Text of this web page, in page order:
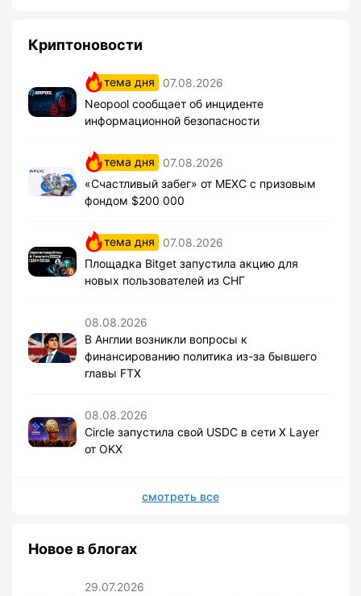
Криптоновости
тема дня
07.08.2026
Neopool сообщает об инциденте
информационной безопасности
тема дня
07.08.2026
«Счастливый забег» от MEXC с призовым
фондом $200 000
тема дня
07.08.2026
Площадка Bitget запустила акцию для
новых пользователей из СНГ
08.08.2026
В Англии возникли вопросы к
финансированию политика из-за бывшего
главы FTX
08.08.2026
Circle запустила свой USDC в сети X Layer
от OKX
смотреть все
Новое в блогах
29.07.2026